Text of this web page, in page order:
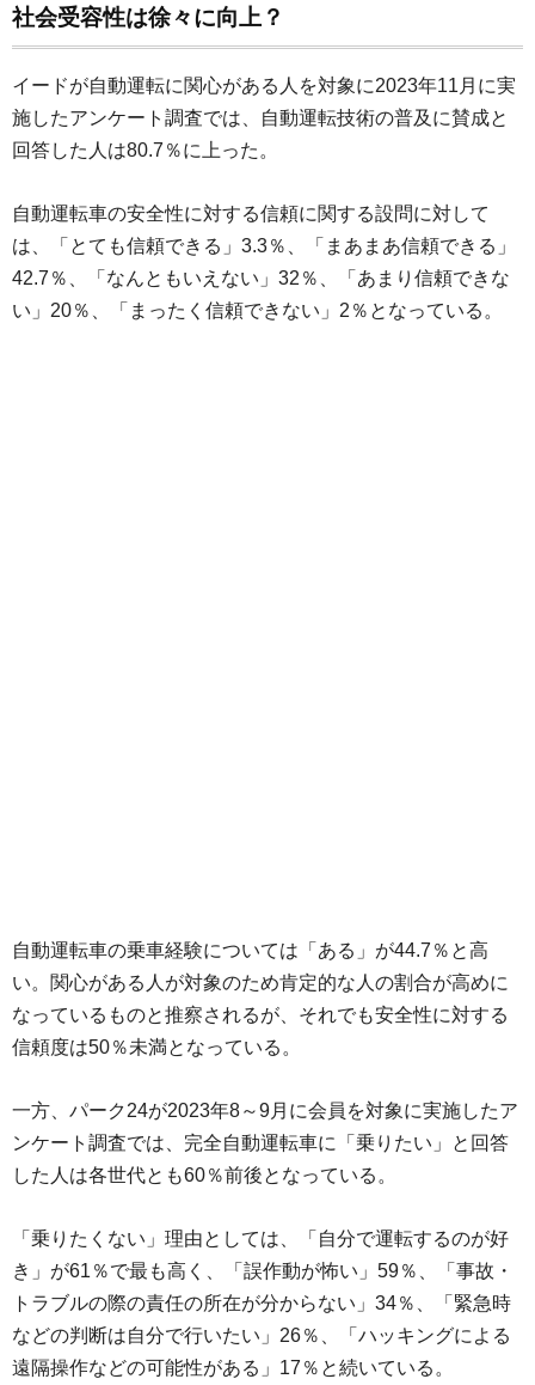
社会受容性は徐々に向上？
イードが自動運転に関心がある人を対象に2023年11月に実
施したアンケート調査では、自動運転技術の普及に賛成と
回答した人は80.7％に上った。
自動運転車の安全性に対する信頼に関する設問に対して
は、「とても信頼できる」3.3％、「まあまあ信頼できる」
42.7％、「なんともいえない」32％、「あまり信頼できな
い」20％、「まったく信頼できない」2％となっている。
自動運転車の乗車経験については「ある」が44.7％と高
い。関心がある人が対象のため肯定的な人の割合が高めに
なっているものと推察されるが、それでも安全性に対する
信頼度は50％未満となっている。
一方、パーク24が2023年8～9月に会員を対象に実施したア
ンケート調査では、完全自動運転車に「乗りたい」と回答
した人は各世代とも60％前後となっている。
「乗りたくない」理由としては、「自分で運転するのが好
き」が61％で最も高く、「誤作動が怖い」59％、「事故・
トラブルの際の責任の所在が分からない」34％、「緊急時
などの判断は自分で行いたい」26％、「ハッキングによる
遠隔操作などの可能性がある」17％と続いている。